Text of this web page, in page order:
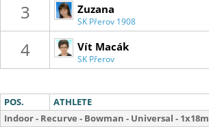
3
Zuzana
Zapletalová
SK Přerov 1908
4
Vít Macák
SK Přerov
1908
POS. ATHLETE
Indoor - Recurve - Bowman - Universal - 1x18m